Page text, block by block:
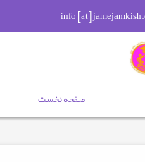
صفحه نخست